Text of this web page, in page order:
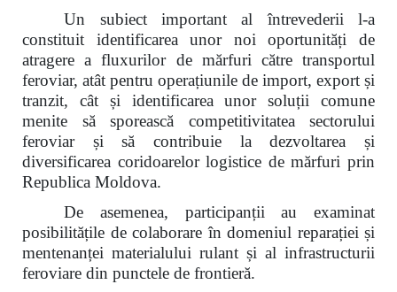
Un subiect important al întrevederii l-a
constituit identificarea unor noi oportunități de
atragere a fluxurilor de mărfuri către transportul
feroviar, atât pentru operațiunile de import, export și
tranzit, cât și identificarea unor soluții comune
menite să sporească competitivitatea sectorului
feroviar și să contribuie la dezvoltarea și
diversificarea coridoarelor logistice de mărfuri prin
Republica Moldova.
De asemenea, participanții au examinat
posibilitățile de colaborare în domeniul reparației și
mentenanței materialului rulant și al infrastructurii
feroviare din punctele de frontieră.